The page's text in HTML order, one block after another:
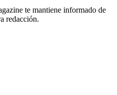
te mantiene informado de
redacción.